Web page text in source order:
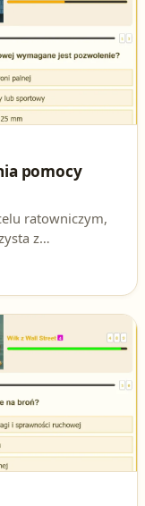
pomocy
ratowniczym,
z
o broni i amunicji
na